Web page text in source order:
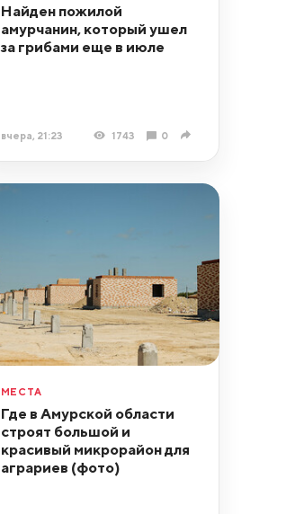
Найден пожилой
амурчанин, который ушел
за грибами еще в июле
вчера, 21:23 1743 0
МЕСТА
Где в Амурской области
строят большой и
красивый микрорайон для
аграриев (фото)